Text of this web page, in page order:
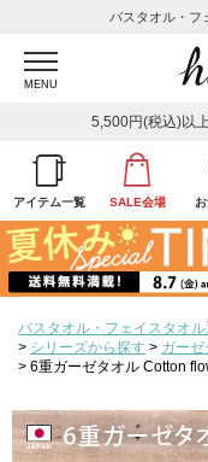
バスタオル・フ
MENU
5,500円(税込)以
アイテム一覧 SALE会場
バスタオル・フェイスタオ
シリーズから探す
ガー
6重ガーゼタオル Cotton